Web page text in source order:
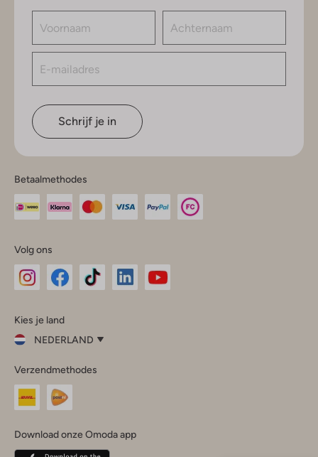
Schrijf je in
Betaalmethodes
Volg ons
InstagramFacebook
Kies je land
NEDERLAND
je
land
Nederland
Belgique(Français)
Verzendmethodes
Download onze Omoda app